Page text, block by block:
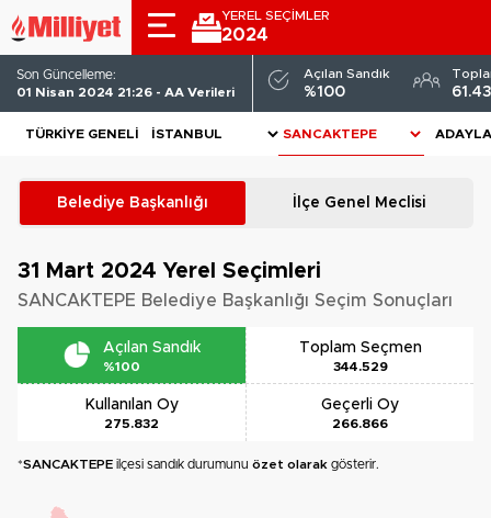
YEREL SEÇİMLER
2024
Son Güncelleme:
01 Nisan 2024 21:26 - AA Verileri
Açılan Sandık
%100
TÜRKIYE GENELI
Belediye Başkanlığı İlçe Genel Meclisi
31 Mart 2024 Yerel Seçimleri
SANCAKTEPE Belediye Başkanlığı Seçim Sonuçları
Açılan Sandık
%100
Toplam Seçmen
344.529
Kullanılan Oy
275.832
Geçerli Oy
266.866
*SANCAKTEPE ilçesi sandık durumunu özet olarak gösterir.